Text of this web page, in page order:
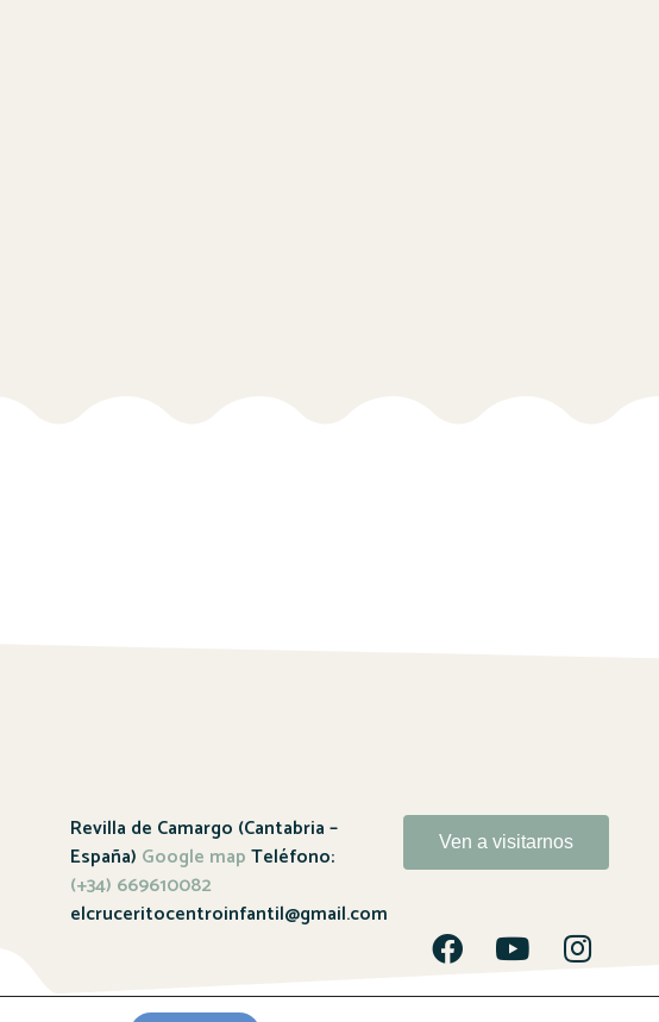
Revilla de Camargo (Cantabria –
España) Google mapTeléfono:
(+34) 669610082
elcruceritocentroinfantil@gmail.com
Ven a visitarnos